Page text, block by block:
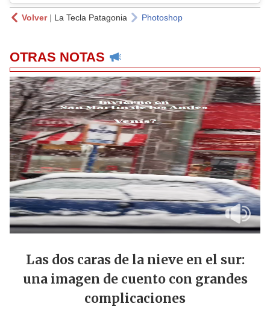
Volver| La Tecla Patagonia Photoshop
OTRAS NOTAS
Las dos caras de la nieve en el sur:
una imagen de cuento con grandes
complicaciones